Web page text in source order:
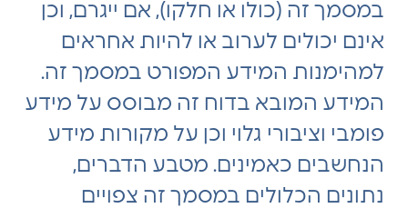
במסמך זה (כולו או חלקו), אם ייגרם, וכן
אינם יכולים לערוב או להיות אחראים
למהימנות המידע המפורט במסמך זה.
המידע המובא בדוח זה מבוסס על מידע
פומבי וציבורי גלוי וכן על מקורות מידע
הנחשבים כאמינים. מטבע הדברים,
נתונים הכלולים במסמך זה צפויים